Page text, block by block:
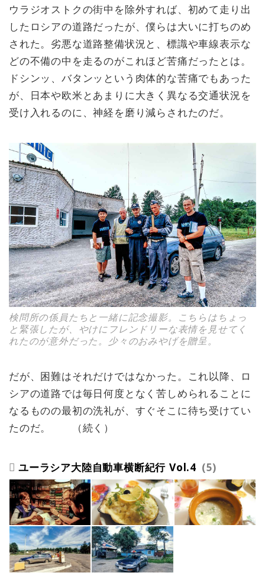
ウラジオストクの街中を除外すれば、初めて走り出
したロシアの道路だったが、僕らは大いに打ちのめ
された。劣悪な道路整備状況と、標識や車線表示な
どの不備の中を走るのがこれほど苦痛だったとは。
ドシンッ、バタンッという肉体的な苦痛でもあった
が、日本や欧米とあまりに大きく異なる交通状況を
受け入れるのに、神経を磨り減らされたのだ。
検問所の係員たちと一緒に記念撮影。こちらはちょっ
と緊張したが、やけにフレンドリーな表情を見せてく
れたのが意外だった。少々のおみやげを贈呈。
だが、困難はそれだけではなかった。これ以降、ロ
シアの道路では毎日何度となく苦しめられることに
なるものの最初の洗礼が、すぐそこに待ち受けてい
たのだ。 （続く）
ユーラシア大陸自動車横断紀行 Vol.4 5